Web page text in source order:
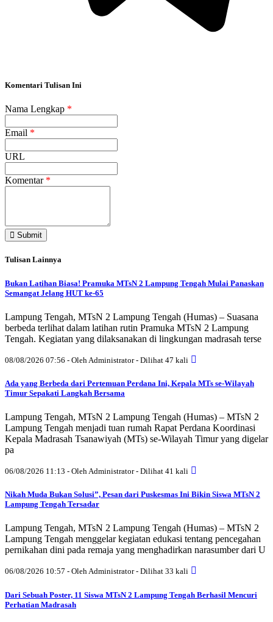
Komentari Tulisan Ini
Nama Lengkap *
Email *
URL
Komentar *
Submit
Tulisan Lainnya
Bukan Latihan Biasa! Pramuka MTsN 2 Lampung Tengah Mulai Panaskan
Semangat Jelang HUT ke-65
Lampung Tengah, MTsN 2 Lampung Tengah (Humas) – Suasana
berbeda terlihat dalam latihan rutin Pramuka MTsN 2 Lampung
Tengah. Kegiatan yang dilaksanakan di lingkungan madrasah terse
08/08/2026 07:56 - Oleh Administrator - Dilihat 47 kali
Ada yang Berbeda dari Pertemuan Perdana Ini, Kepala MTs se-Wilayah
Timur Sepakati Langkah Bersama
Lampung Tengah, MTsN 2 Lampung Tengah (Humas) – MTsN 2
Lampung Tengah menjadi tuan rumah Rapat Perdana Koordinasi
Kepala Madrasah Tsanawiyah (MTs) se-Wilayah Timur yang digelar
pa
06/08/2026 11:13 - Oleh Administrator - Dilihat 41 kali
Nikah Muda Bukan Solusi”, Pesan dari Puskesmas Ini Bikin Siswa MTsN 2
Lampung Tengah Tersadar
Lampung Tengah, MTsN 2 Lampung Tengah (Humas) – MTsN 2
Lampung Tengah menggelar kegiatan edukasi tentang pencegahan
pernikahan dini pada remaja yang menghadirkan narasumber dari U
06/08/2026 10:57 - Oleh Administrator - Dilihat 33 kali
Dari Sebuah Poster, 11 Siswa MTsN 2 Lampung Tengah Berhasil Mencuri
Perhatian Madrasah